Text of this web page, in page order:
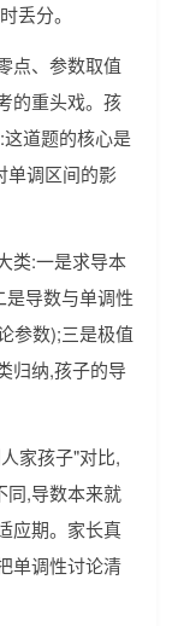
丢分。
点、参数取值
的重头戏。孩
道题的核心是
单调区间的影
类:一是求导本
导数与单调性
参数);三是极值
归纳,孩子的导
家孩子"对比,
同,导数本来就
应期。家长真
单调性讨论清